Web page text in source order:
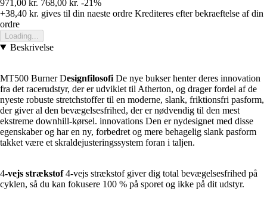
971,00 kr. 768,00 kr. -21%
+38,40 kr. gives til din naeste ordre Krediteres efter bekraeftelse af din
ordre
Loading...
Beskrivelse
MT500 Burner Designfilosofi De nye bukser henter deres innovation
fra det racerudstyr, der er udviklet til Atherton, og drager fordel af de
nyeste robuste stretchstoffer til en moderne, slank, friktionsfri pasform,
der giver al den bevægelsesfrihed, der er nødvendig til den mest
ekstreme downhill-kørsel. innovations Den er nydesignet med disse
egenskaber og har en ny, forbedret og mere behagelig slank pasform
takket være et skraldejusteringssystem foran i taljen.
4-vejs strækstof4-vejs strækstof giver dig total bevægelsesfrihed på
cyklen, så du kan fokusere 100 % på sporet og ikke på dit udstyr.